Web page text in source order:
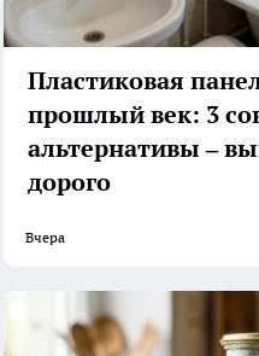
Пластиковая
прошлый век: 3
альтернативы –
дорого
Вчера